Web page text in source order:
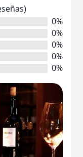
0%
0%
0%
0%
0%